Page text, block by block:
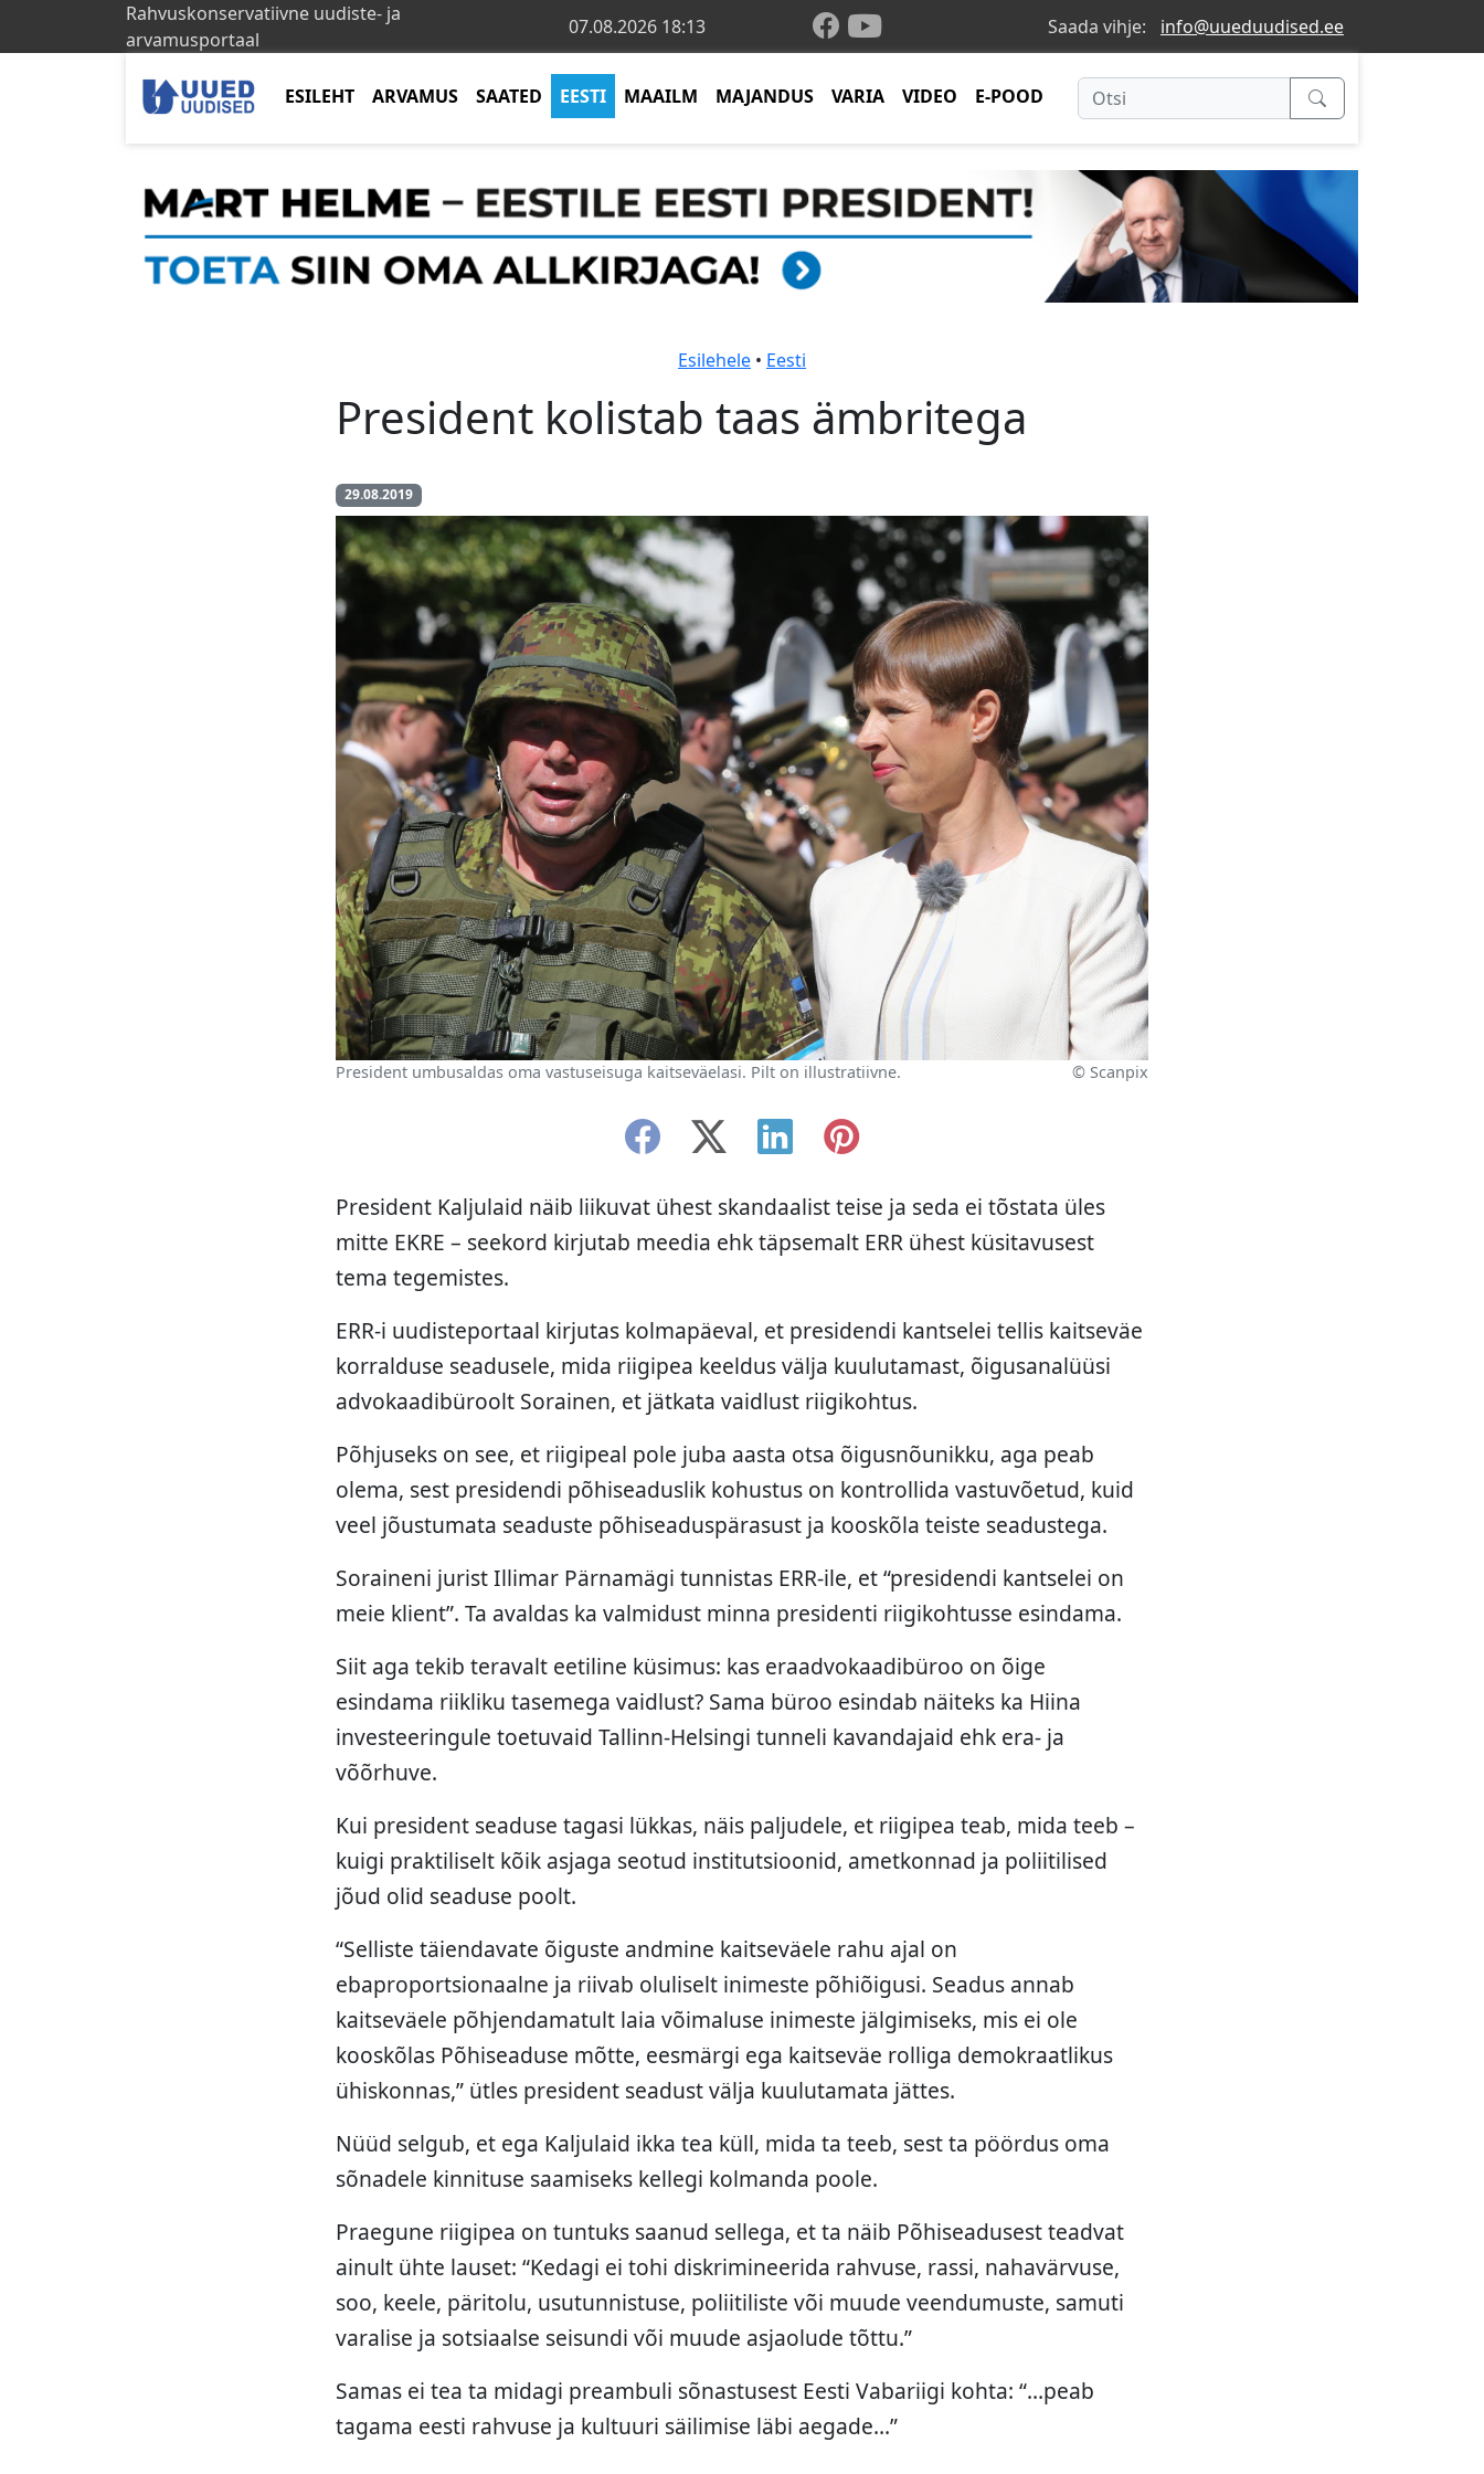
Rahvuskonservatiivne uudiste- ja
arvamusportaal
07.08.2026 18:13 Saada vihje: info@uueduudised.ee
ESILEHT ARVAMUS SAATED EESTI MAAILM MAJANDUS VARIA VIDEO E-POOD
Esilehele • Eesti
President kolistab taas ämbritega
29.08.2019
President umbusaldas oma vastuseisuga kaitseväelasi. Pilt on illustratiivne. © Scanpix
President Kaljulaid näib liikuvat ühest skandaalist teise ja seda ei tõstata üles
mitte EKRE – seekord kirjutab meedia ehk täpsemalt ERR ühest küsitavusest
tema tegemistes.
ERR-i uudisteportaal kirjutas kolmapäeval, et presidendi kantselei tellis kaitseväe
korralduse seadusele, mida riigipea keeldus välja kuulutamast, õigusanalüüsi
advokaadibüroolt Sorainen, et jätkata vaidlust riigikohtus.
Põhjuseks on see, et riigipeal pole juba aasta otsa õigusnõunikku, aga peab
olema, sest presidendi põhiseaduslik kohustus on kontrollida vastuvõetud, kuid
veel jõustumata seaduste põhiseaduspärasust ja kooskõla teiste seadustega.
Soraineni jurist Illimar Pärnamägi tunnistas ERR-ile, et “presidendi kantselei on
meie klient”. Ta avaldas ka valmidust minna presidenti riigikohtusse esindama.
Siit aga tekib teravalt eetiline küsimus: kas eraadvokaadibüroo on õige
esindama riikliku tasemega vaidlust? Sama büroo esindab näiteks ka Hiina
investeeringule toetuvaid Tallinn-Helsingi tunneli kavandajaid ehk era- ja
võõrhuve.
Kui president seaduse tagasi lükkas, näis paljudele, et riigipea teab, mida teeb –
kuigi praktiliselt kõik asjaga seotud institutsioonid, ametkonnad ja poliitilised
jõud olid seaduse poolt.
“Selliste täiendavate õiguste andmine kaitseväele rahu ajal on
ebaproportsionaalne ja riivab oluliselt inimeste põhiõigusi. Seadus annab
kaitseväele põhjendamatult laia võimaluse inimeste jälgimiseks, mis ei ole
kooskõlas Põhiseaduse mõtte, eesmärgi ega kaitseväe rolliga demokraatlikus
ühiskonnas,” ütles president seadust välja kuulutamata jättes.
Nüüd selgub, et ega Kaljulaid ikka tea küll, mida ta teeb, sest ta pöördus oma
sõnadele kinnituse saamiseks kellegi kolmanda poole.
Praegune riigipea on tuntuks saanud sellega, et ta näib Põhiseadusest teadvat
ainult ühte lauset: “Kedagi ei tohi diskrimineerida rahvuse, rassi, nahavärvuse,
soo, keele, päritolu, usutunnistuse, poliitiliste või muude veendumuste, samuti
varalise ja sotsiaalse seisundi või muude asjaolude tõttu.”
Samas ei tea ta midagi preambuli sõnastusest Eesti Vabariigi kohta: “…peab
tagama eesti rahvuse ja kultuuri säilimise läbi aegade…”